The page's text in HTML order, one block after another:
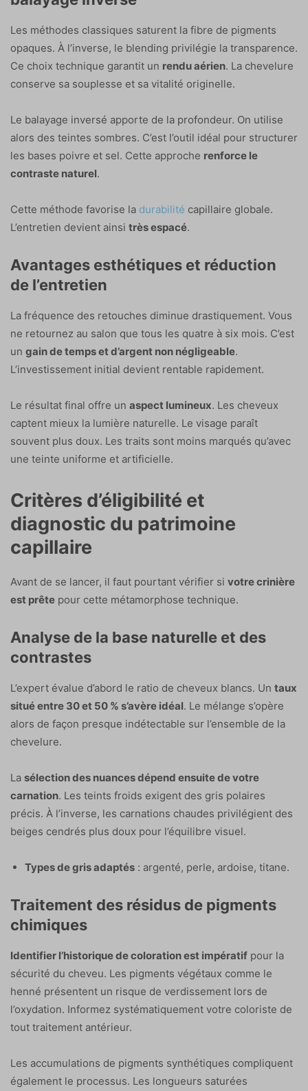
Les méthodes classiques saturent la fibre de pigments
opaques. À l’inverse, le blending privilégie la transparence.
Ce choix technique garantit un rendu aérien. La chevelure
conserve sa souplesse et sa vitalité originelle.
Le balayage inversé apporte de la profondeur. On utilise
alors des teintes sombres. C’est l’outil idéal pour structurer
les bases poivre et sel. Cette approche renforce le
contraste naturel.
Cette méthode favorise la durabilité capillaire globale.
L’entretien devient ainsi très espacé.
Avantages esthétiques et réduction
de l’entretien
La fréquence des retouches diminue drastiquement. Vous
ne retournez au salon que tous les quatre à six mois. C’est
un gain de temps et d’argent non négligeable.
L’investissement initial devient rentable rapidement.
Le résultat final offre un aspect lumineux. Les cheveux
captent mieux la lumière naturelle. Le visage paraît
souvent plus doux. Les traits sont moins marqués qu’avec
une teinte uniforme et artificielle.
Critères d’éligibilité et
diagnostic du patrimoine
capillaire
Avant de se lancer, il faut pourtant vérifier si votre crinière
est prête pour cette métamorphose technique.
Analyse de la base naturelle et des
contrastes
L’expert évalue d’abord le ratio de cheveux blancs. Un taux
situé entre 30 et 50 % s’avère idéal. Le mélange s’opère
alors de façon presque indétectable sur l’ensemble de la
chevelure.
La sélection des nuances dépend ensuite de votre
carnation. Les teints froids exigent des gris polaires
précis. À l’inverse, les carnations chaudes privilégient des
beiges cendrés plus doux pour l’équilibre visuel.
Types de gris adaptés : argenté, perle, ardoise, titane.
Traitement des résidus de pigments
chimiques
Identifier l’historique de coloration est impératif pour la
sécurité du cheveu. Les pigments végétaux comme le
henné présentent un risque de verdissement lors de
l’oxydation. Informez systématiquement votre coloriste de
tout traitement antérieur.
Les accumulations de pigments synthétiques compliquent
également le processus. Les longueurs saturées